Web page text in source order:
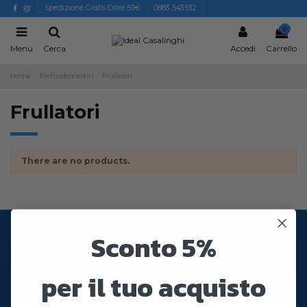
Spedizione Gratis Oltre 59€ 0883 543532
Menu Cerca Accedi
0
Carrello
Home Elettrodomestici Frullatori
Frullatori
There are no products.
Puoi annullare l'iscrizione in ogni momenti. A questo scopo, cerca le info di contatto
nelle note legali.
Sconto 5%
per il tuo acquisto